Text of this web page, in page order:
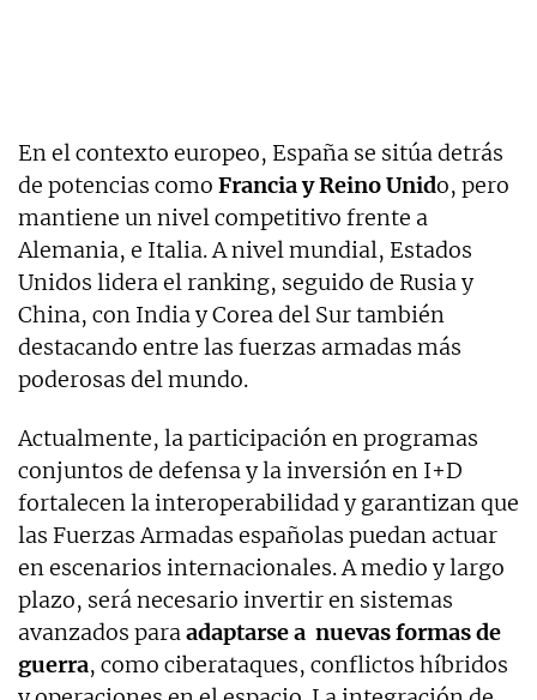
En el contexto europeo, España se sitúa detrás
de potencias como Francia y Reino Unido, pero
mantiene un nivel competitivo frente a
Alemania, e Italia. A nivel mundial, Estados
Unidos lidera el ranking, seguido de Rusia y
China, con India y Corea del Sur también
destacando entre las fuerzas armadas más
poderosas del mundo.
Actualmente, la participación en programas
conjuntos de defensa y la inversión en I+D
fortalecen la interoperabilidad y garantizan que
las Fuerzas Armadas españolas puedan actuar
en escenarios internacionales. A medio y largo
plazo, será necesario invertir en sistemas
avanzados paraadaptarse a nuevas formas de
guerra, como ciberataques, conflictos híbridos